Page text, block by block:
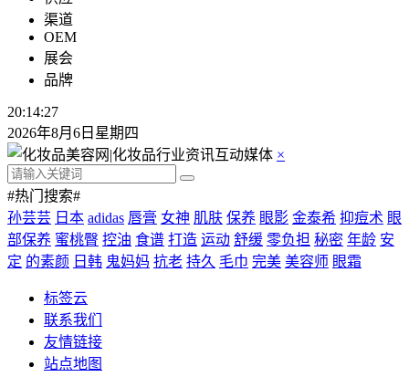
渠道
OEM
展会
品牌
20:14:28
2026年8月6日星期四
×
#热门搜索#
孙芸芸 日本 adidas 唇膏 女神 肌肤 保养 眼影 金泰希 抑痘术 眼
部保养 蜜桃臀 控油 食谱 打造 运动 舒缓 零负担 秘密 年龄 安
定 的素颜 日韩 鬼妈妈 抗老 持久 毛巾 完美 美容师 眼霜
标签云
联系我们
友情链接
站点地图